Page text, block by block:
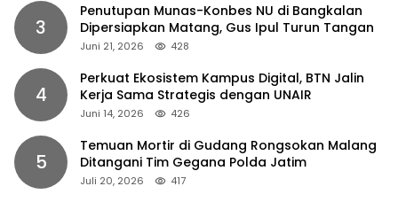
3
Penutupan Munas-Konbes NU di Bangkalan
Dipersiapkan Matang, Gus Ipul Turun Tangan
Juni 21, 2026 428
4
Perkuat Ekosistem Kampus Digital, BTN Jalin
Kerja Sama Strategis dengan UNAIR
Juni 14, 2026 426
5
Temuan Mortir di Gudang Rongsokan Malang
Ditangani Tim Gegana Polda Jatim
Juli 20, 2026 417